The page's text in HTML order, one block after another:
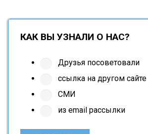
КАК ВЫ УЗНАЛИ О НАС?
Друзья посоветовали
ссылка на другом сайте
СМИ
из email рассылки